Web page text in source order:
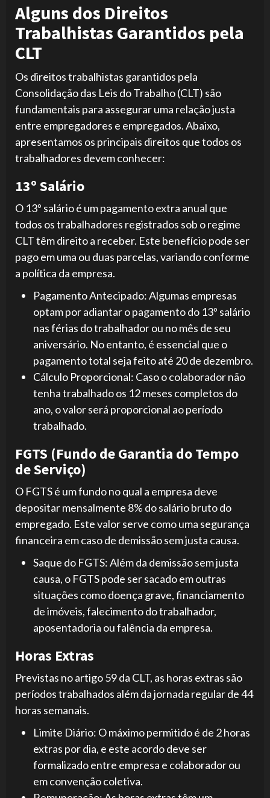
Alguns dos Direitos
Trabalhistas Garantidos pela
CLT
Os direitos trabalhistas garantidos pela
Consolidação das Leis do Trabalho (CLT) são
fundamentais para assegurar uma relação justa
entre empregadores e empregados. Abaixo,
apresentamos os principais direitos que todos os
trabalhadores devem conhecer:
13º Salário
O 13º salário é um pagamento extra anual que
todos os trabalhadores registrados sob o regime
CLT têm direito a receber. Este benefício pode ser
pago em uma ou duas parcelas, variando conforme
a política da empresa.
Pagamento Antecipado: Algumas empresas
optam por adiantar o pagamento do 13º salário
nas férias do trabalhador ou no mês de seu
aniversário. No entanto, é essencial que o
pagamento total seja feito até 20 de dezembro.
Cálculo Proporcional: Caso o colaborador não
tenha trabalhado os 12 meses completos do
ano, o valor será proporcional ao período
trabalhado.
FGTS (Fundo de Garantia do Tempo
de Serviço)
O FGTS é um fundo no qual a empresa deve
depositar mensalmente 8% do salário bruto do
empregado. Este valor serve como uma segurança
financeira em caso de demissão sem justa causa.
Saque do FGTS: Além da demissão sem justa
causa, o FGTS pode ser sacado em outras
situações como doença grave, financiamento
de imóveis, falecimento do trabalhador,
aposentadoria ou falência da empresa.
Horas Extras
Previstas no artigo 59 da CLT, as horas extras são
períodos trabalhados além da jornada regular de 44
horas semanais.
Limite Diário: O máximo permitido é de 2 horas
extras por dia, e este acordo deve ser
formalizado entre empresa e colaborador ou
em convenção coletiva.